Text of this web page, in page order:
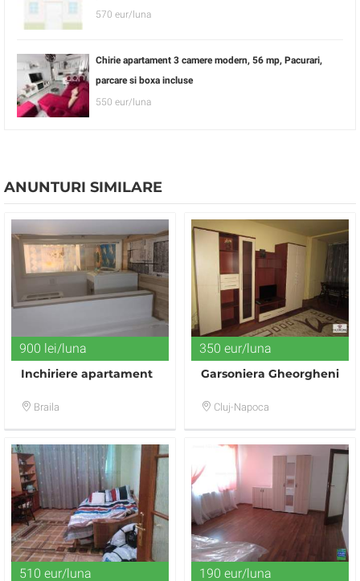
570 eur/luna
Chirie apartament 3 camere modern, 56 mp, Pacurari,
parcare si boxa incluse
550 eur/luna
ANUNTURI SIMILARE
900 lei/luna
Inchiriere apartament
Braila
350 eur/luna
Garsoniera Gheorgheni
Cluj-Napoca
510 eur/luna 190 eur/luna